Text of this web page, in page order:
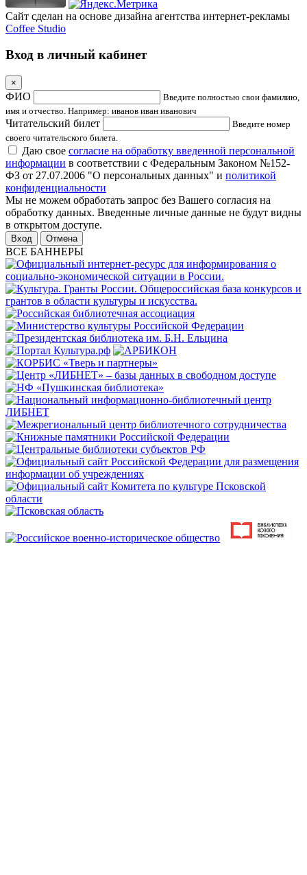
Сайт сделан на основе дизайна агентства интернет-рекламы
Coffee Studio
Вход в личный кабинет
×
ФИО
Введите полностью свои фамилию,
имя и отчество. Например: иванов иван иванович
Читательский билет
Введите номер
своего читательского билета.
Даю свое согласие на обработку введенной персональной
информации в соответствии с Федеральным Законом №152-
ФЗ от 27.07.2006 "О персональных данных" и политикой
конфиденциальности
Мы не можем обработать запрос без Вашего согласия на
обработку данных. Введенные личные данные не будут видны
в открытом доступе.
Отмена
ВСЕ БАННЕРЫ